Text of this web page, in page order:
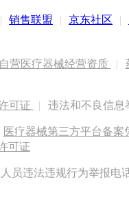
| 销售联盟 | 京东社区 |
自营医疗器械经营资质 |
可证 | 违法和不良信息
医疗器械第三方平台备案
可证
员违法违规行为举报电